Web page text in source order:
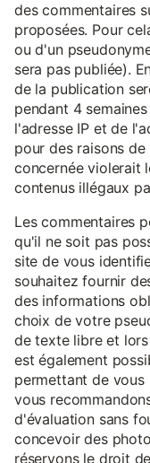
des commentaires
proposées. Pour
ou d'un
sera pas publiée).
de la publication
pendant 4
l'adresse IP et de
pour des raisons
concernée violerait
contenus illégaux
Les commentaires
qu'il ne soit pas
site de vous
souhaitez fournir
des informations
choix de votre
de texte libre et
est également
permettant de vous
vous
d'évaluation sans
concevoir des
réservons le droit